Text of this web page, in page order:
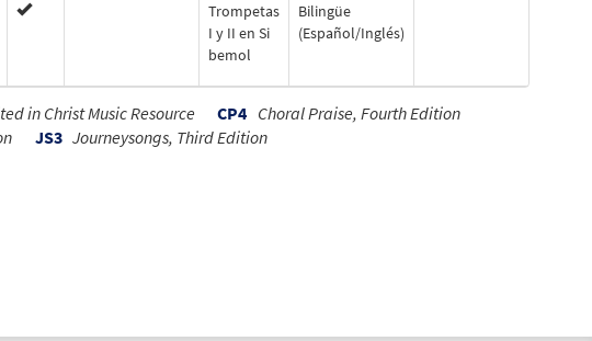
Trompetas
I y II en Si
bemol
Bilingüe
(Español/Inglés)
in Christ Music Resource CP4 Choral Praise, Fourth Edition
JS3 Journeysongs, Third Edition